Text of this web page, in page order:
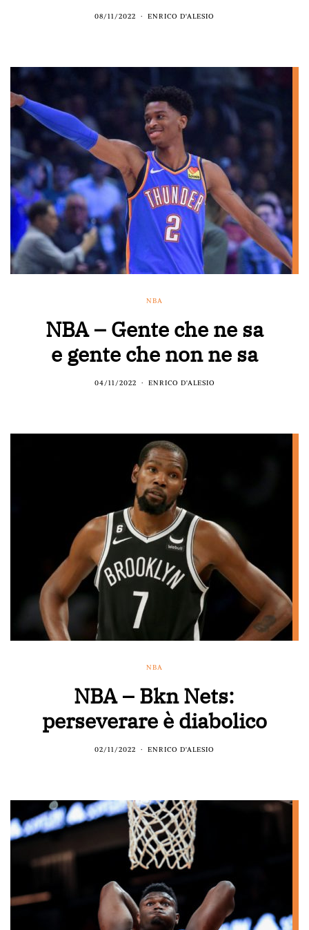
08/11/2022 ENRICO D'ALESIO
NBA
NBA – Gente che ne sa
e gente che non ne sa
04/11/2022 ENRICO D'ALESIO
NBA
NBA – Bkn Nets:
perseverare è diabolico
02/11/2022 ENRICO D'ALESIO